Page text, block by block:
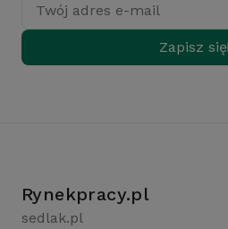
Twój adres e-mail
Zapisz się
Rynekpracy.pl
sedlak.pl